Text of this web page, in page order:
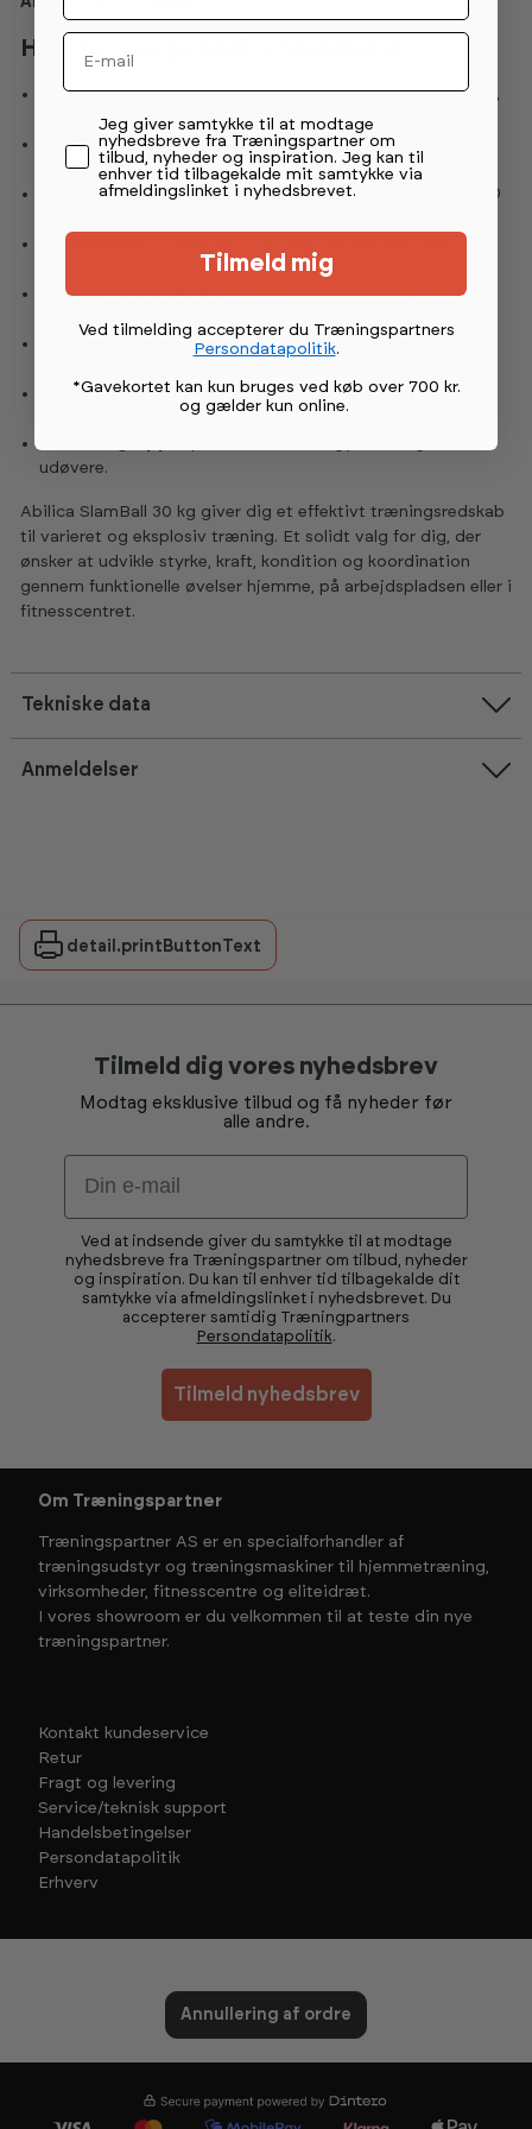
Hvorfor vælge Abilica SlamBalls?
Effektiv helkropstræning:udvikler styrke, eksplosivitet,
kondition og kernemuskulatur.
Funktionelle øvelser:velegnet til slam, kast, løft og
rotationsøvelser.
Flere vægtvalg:fås i 5, 10, 15, 20, 25, 30, 35, 40, 45 og 50
Robust konstruktion:slidstærk PVC og fyld af jernsand
Skånsom mod underlaget:designet til at reducere
Sikkert greb:struktureret overflade giver god kontrol
udøvere.
Abilica SlamBall 30 kg giver dig et effektivt træningsredskab
til varieret og eksplosiv træning. Et solidt valg for dig, der
ønsker at udvikle styrke, kraft, kondition og koordination
gennem funktionelle øvelser hjemme, på arbejdspladsen eller i
fitnesscentret.
Tekniske data
Anmeldelser
detail.printButtonText
Tilmeld dig vores nyhedsbrev
Modtag eksklusive tilbud og få nyheder før
alle andre.
Email
Ved at indsende giver du samtykke til at modtage
nyhedsbreve fra Træningspartner om tilbud, nyheder
og inspiration. Du kan til enhver tid tilbagekalde dit
samtykke via afmeldingslinket i nyhedsbrevet. Du
accepterer samtidig Træningpartners
Persondatapolitik.
Tilmeld nyhedsbrev
Om Træningspartner
Træningspartner AS er en specialforhandler af
træningsudstyr og træningsmaskiner til hjemmetræning,
virksomheder, fitnesscentre og eliteidræt.
I vores showroom er du velkommen til at teste din nye
træningspartner.
Kontakt kundeservice
Retur
Fragt og levering
Service/teknisk support
Handelsbetingelser
Persondatapolitik
Erhverv
Annullering af ordre
Email
Permission tekst
Jeg giver samtykke til at modtage
nyhedsbreve fra Træningspartner om
tilbud, nyheder og inspiration. Jeg kan til
enhver tid tilbagekalde mit samtykke via
afmeldingslinket i nyhedsbrevet.
Tilmeld mig
Ved tilmelding accepterer du Træningspartners
Persondatapolitik.
*Gavekortet kan kun bruges ved køb over 700 kr.
og gælder kun online.